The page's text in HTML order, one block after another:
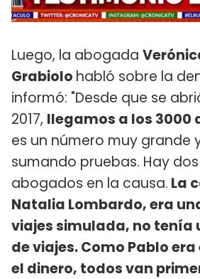
Luego, la abogada
Grabiolo habló sobre la
informó: "Desde que se
2017, llegamos a los 3000
es un número muy grande
sumando pruebas. Hay
abogados en la causa. La
Natalia Lombardo, era
viajes simulada, no tenía
de viajes. Como Pablo
el dinero, todos van